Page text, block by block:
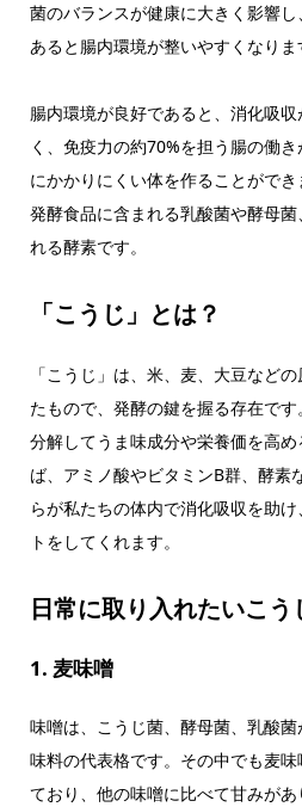
菌のバランスが健康に大きく影響
あると腸内環境が整いやすくなりま
腸内環境が良好であると、消化吸
く、免疫力の約70%を担う腸の働
にかかりにくい体を作ることができ
発酵食品に含まれる乳酸菌や酵母
れる酵素です。
「こうじ」とは？
「こうじ」は、米、麦、大豆など
たもので、発酵の鍵を握る存在で
分解してうま味成分や栄養価を高
ば、アミノ酸やビタミンB群、酵素
らが私たちの体内で消化吸収を助
トをしてくれます。
日常に取り入れたいこ
1. 麦味噌
味噌は、こうじ菌、酵母菌、乳酸
味料の代表格です。その中でも麦
ており、他の味噌に比べて甘みが